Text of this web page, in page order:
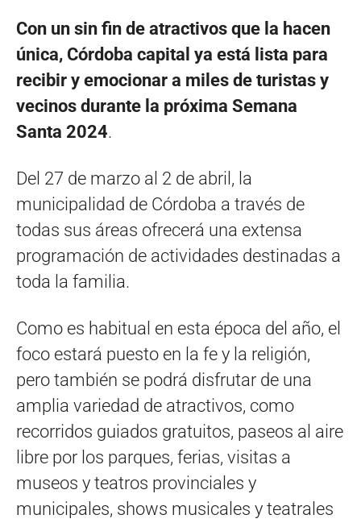
Con un sin fin de atractivos que la hacen
única, Córdoba capital ya está lista para
recibir y emocionar a miles de turistas y
vecinos durante la próxima Semana
Santa 2024.
Del 27 de marzo al 2 de abril, la
municipalidad de Córdoba a través de
todas sus áreas ofrecerá una extensa
programación de actividades destinadas a
toda la familia.
Como es habitual en esta época del año, el
foco estará puesto en la fe y la religión,
pero también se podrá disfrutar de una
amplia variedad de atractivos, como
recorridos guiados gratuitos, paseos al aire
libre por los parques, ferias, visitas a
museos y teatros provinciales y
municipales, shows musicales y teatrales